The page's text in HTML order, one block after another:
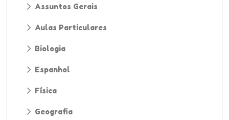
Assuntos Gerais
Aulas Particulares
Biologia
Espanhol
Física
Geografia